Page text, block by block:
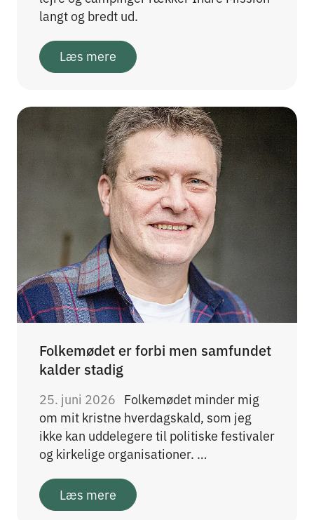
langt og bredt ud.
Læs mere
Folkemødet er forbi men samfundet
kalder stadig
25. juni 2026 Folkemødet minder mig
om mit kristne hverdagskald, som jeg
ikke kan uddelegere til politiske festivaler
og kirkelige organisationer. …
Læs mere